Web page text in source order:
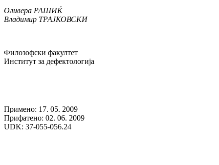
Оливера РАШИЌ
Владимир ТРАЈКОВСКИ
Филозофски факултет
Институт за дефектологија
Примено: 17. 05. 2009
Прифатено: 02. 06. 2009
UDK: 37-055-056.24